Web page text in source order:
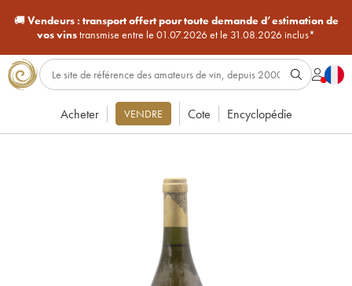
🚚Vendeurs : transport offert pour toute demande d’estimation de
vos vinstransmise entre le 01.07.2026 et le 31.08.2026 inclus*
Acheter VENDRE Cote Encyclopédie